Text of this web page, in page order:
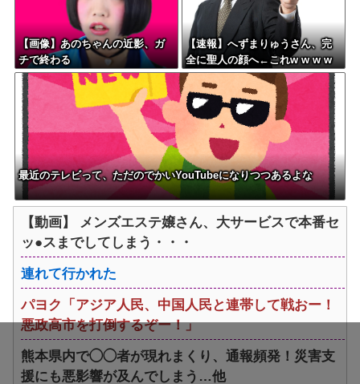
【画像】あのちゃんの近影、ガ
チで終わる
【速報】へずまりゅうさん、完
全に聖人の顔へ←これw w w w
w w w w
最近のテレビって、ただのでかいYouTubeになりつつあるよな
【動画】 メンズエステ嬢さん、大サービスで本番セ
ッ●スまでしてしまう・・・
連れて行かれた
パヨク「アジア人民、中国人民と連帯して戦おー！
悪政高市を打倒するぞー！」
熊本県内で◯◯者が現れまくり、通報頻発！災害支
援にも悪影響が及んでしまう…他